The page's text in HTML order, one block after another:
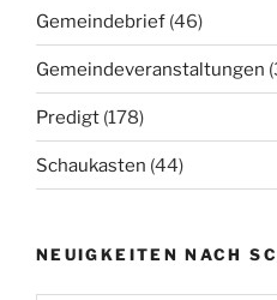
Gemeindebrief (46)
Gemeindeveranstaltungen
Predigt (178)
Schaukasten (44)
NEUIGKEITEN NACH